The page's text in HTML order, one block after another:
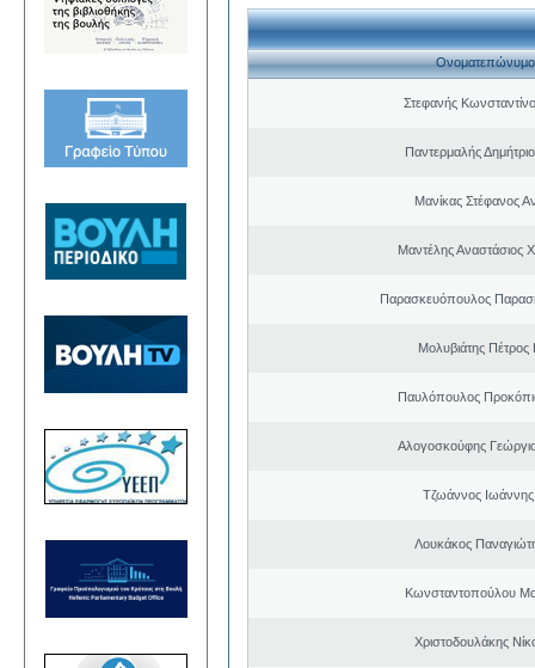
Ονοματεπώνυμο
Στεφανής
Παντερμαλής
Μανίκας Στέφανος
Μαντέλης Αναστάσιος
Παρασκευόπουλος
Μολυβιάτης Πέτρος
Παυλόπουλος
Αλογοσκούφης
Τζωάννος Ιωάννης
Λουκάκος
Κωνσταντοπούλου
Χριστοδουλάκης